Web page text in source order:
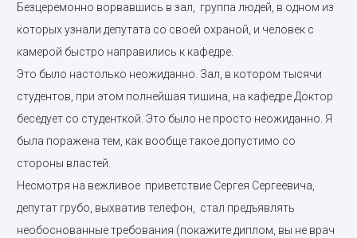
Безцеремонно ворвавшись в зал, группа людей, в одном из
которых узнали депутата со своей охраной, и человек с
камерой быстро направились к кафедре.
Это было настолько неожиданно. Зал, в котором тысячи
студентов, при этом полнейшая тишина, на кафедре Доктор
беседует со студенткой. Это было не просто неожиданно. Я
была поражена тем, как вообще такое допустимо со
стороны властей.
Несмотря на вежливое приветствие Сергея Сергеевича,
депутат грубо, выхватив телефон, стал предъявлять
необоснованные требования (покажите диплом, вы не врач